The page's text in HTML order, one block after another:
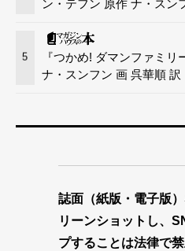
ン・テフン 原作 ナ・スン
5
『つかめ! ダマンファミ
ナ・スンフン 画 呉華順 訳
誌面（紙版・電子版
リーンショットし、
プすることは法律で